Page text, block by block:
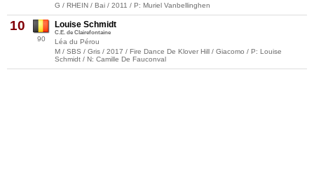
G / RHEIN / Bai / 2011 / P: Muriel Vanbellinghen
10
90
Louise Schmidt
C.E. de Clairefontaine
Léa du Pérou
M / SBS / Gris / 2017 / Fire Dance De Klover Hill / Giacomo / P: Louise
Schmidt / N: Camille De Fauconval